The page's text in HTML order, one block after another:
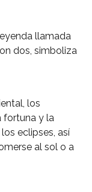
llamada
dos, simboliza
los
fortuna y la
eclipses, así
al sol o a